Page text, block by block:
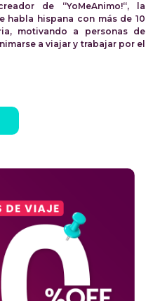
de “YoMeAnimo!“, la
habla hispana con más de 10
motivando a personas de
a viajar y trabajar por el